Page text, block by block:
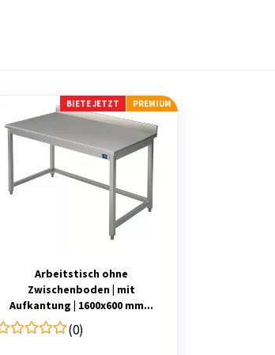
BIETE JETZT PREMIUM
Arbeitstisch ohne
Zwischenboden | mit
Aufkantung | 1600x600 mm...
(0)